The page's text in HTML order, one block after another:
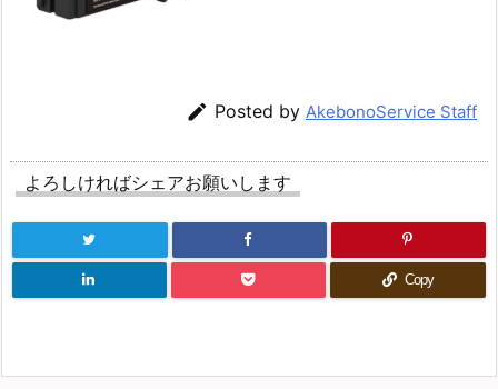
 Posted by AkebonoService Staff
よろしければシェアお願いします
Copy